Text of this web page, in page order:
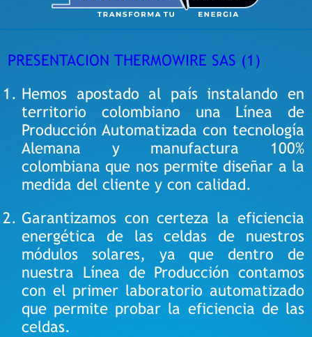
PRESENTACION THERMOWIRE SAS (1)
Hemos apostado al país instalando en
territorio colombiano una Línea de
Producción Automatizada con tecnología
Alemana y manufactura 100%
colombiana que nos permite diseñar a la
medida del cliente y con calidad.
Garantizamos con certeza la eficiencia
energética de las celdas de nuestros
módulos solares, ya que dentro de
nuestra Línea de Producción contamos
con el primer laboratorio automatizado
que permite probar la eficiencia de las
celdas.